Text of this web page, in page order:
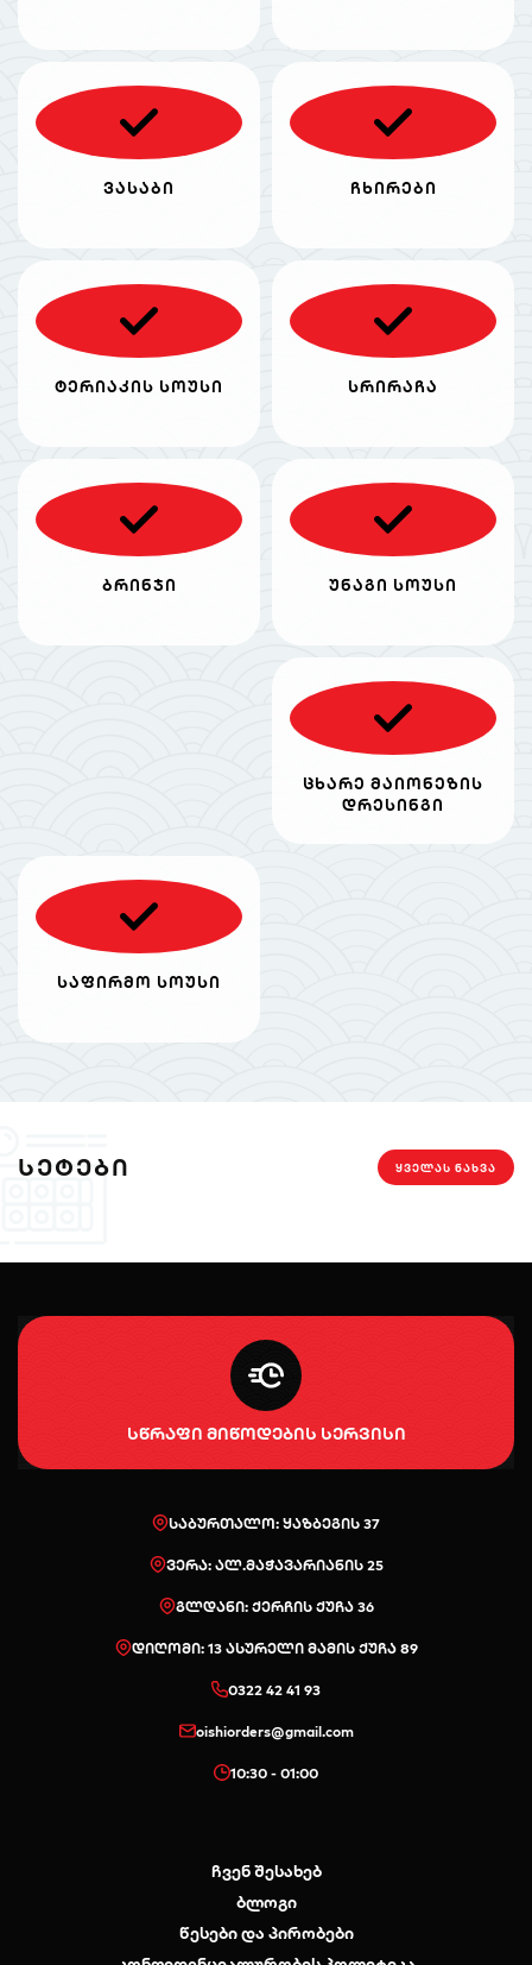
ვასაბი ჩხირები
ტერიაკის სოუსი სრირაჩა
ბრინჯი უნაგი სოუსი
ცხარე მაიონეზის
დრესინგი
საფირმო სოუსი
ᲡᲔᲢᲔᲑᲘ ᲧᲕᲔᲚᲐᲡ ᲜᲐᲮᲕᲐ
სწრაფი მიწოდების სერვისი
საბურთალო: ყაზბეგის 37
ვერა: ალ.მაჭავარიანის 25
გლდანი: ქერჩის ქუჩა 36
დიღომი: 13 ასურელი მამის ქუჩა 89
0322 42 41 93
oishiorders@gmail.com
10:30 - 01:00
ჩვენ შესახებ
ბლოგი
წესები და პირობები